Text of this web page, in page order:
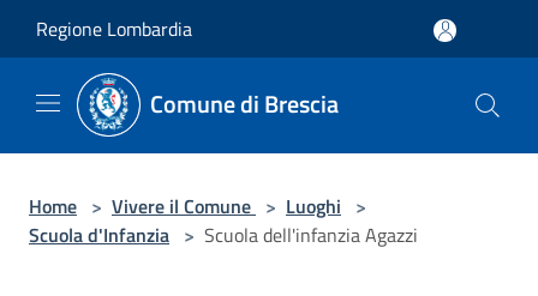
Regione Lombardia
Comune di Brescia
Home > Vivere il Comune > Luoghi >
Scuola d'Infanzia > Scuola dell'infanzia Agazzi